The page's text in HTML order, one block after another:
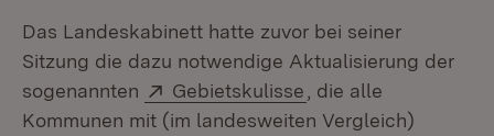
Das Landeskabinett hatte zuvor bei seiner
Sitzung die dazu notwendige Aktualisierung der
sogenannten
Extern:
Gebietskulisse (Öffnet in neuem
, die alle
Kommunen mit (im landesweiten Vergleich)